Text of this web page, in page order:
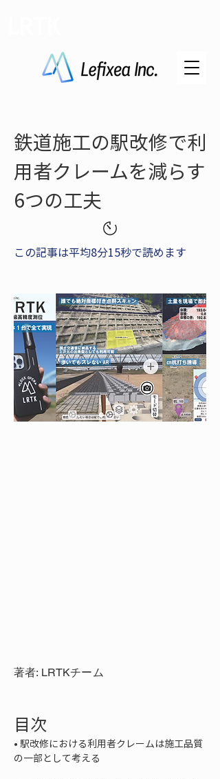
鉄道施工の駅改修で利
用者クレームを減らす
6つの工夫
この記事は平均8分15秒で読めます
著者: LRTKチーム
目次
• 駅改修における利用者クレームは施工品質